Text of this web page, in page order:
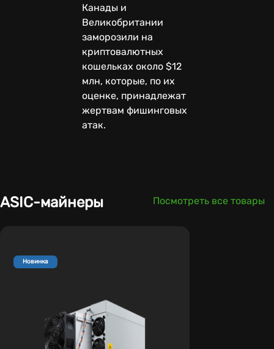
Канады и
Великобритании
заморозили на
криптовалютных
кошельках около $12
млн, которые, по их
оценке, принадлежат
жертвам фишинговых
атак.
ASIC-майнеры Посмотреть все товары
Новинка